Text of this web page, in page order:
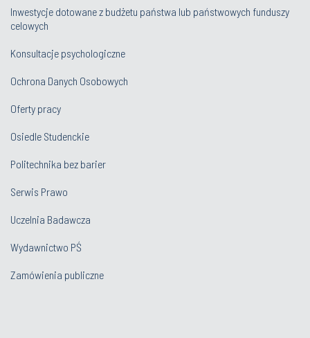
Inwestycje dotowane z budżetu państwa lub państwowych funduszy
celowych
Konsultacje psychologiczne
Ochrona Danych Osobowych
Oferty pracy
Osiedle Studenckie
Politechnika bez barier
Serwis Prawo
Uczelnia Badawcza
Wydawnictwo PŚ
Zamówienia publiczne